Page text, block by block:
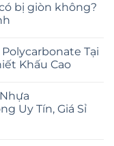
bị giòn không?
Tại
Khấu Cao
Uy Tín, Giá Sỉ